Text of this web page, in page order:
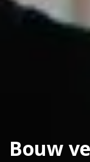
Bouw